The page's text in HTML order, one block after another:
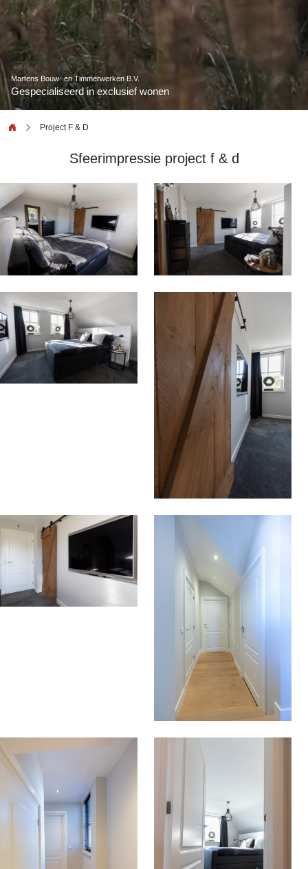
Martens Bouw- en Timmerwerken B.V.
Gespecialiseerd in exclusief wonen
Project F & D
Sfeerimpressie project f & d